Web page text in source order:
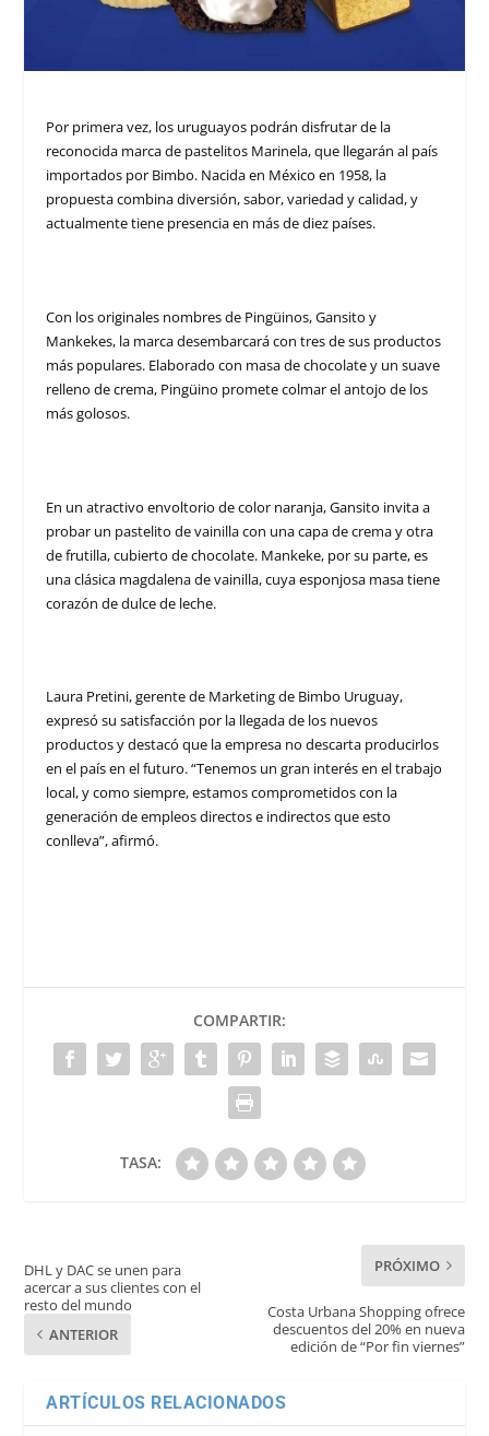
Por primera vez, los uruguayos podrán disfrutar de la
reconocida marca de pastelitos Marinela, que llegarán al país
importados por Bimbo. Nacida en México en 1958, la
propuesta combina diversión, sabor, variedad y calidad, y
actualmente tiene presencia en más de diez países.
Con los originales nombres de Pingüinos, Gansito y
Mankekes, la marca desembarcará con tres de sus productos
más populares. Elaborado con masa de chocolate y un suave
relleno de crema, Pingüino promete colmar el antojo de los
más golosos.
En un atractivo envoltorio de color naranja, Gansito invita a
probar un pastelito de vainilla con una capa de crema y otra
de frutilla, cubierto de chocolate. Mankeke, por su parte, es
una clásica magdalena de vainilla, cuya esponjosa masa tiene
corazón de dulce de leche.
Laura Pretini, gerente de Marketing de Bimbo Uruguay,
expresó su satisfacción por la llegada de los nuevos
productos y destacó que la empresa no descarta producirlos
en el país en el futuro. “Tenemos un gran interés en el trabajo
local, y como siempre, estamos comprometidos con la
generación de empleos directos e indirectos que esto
conlleva”, afirmó.
COMPARTIR:
TASA:
DHL y DAC se unen para
acercar a sus clientes con el
resto del mundo
ANTERIOR
PRÓXIMO
Costa Urbana Shopping ofrece
descuentos del 20% en nueva
edición de “Por fin viernes”
ARTÍCULOS RELACIONADOS